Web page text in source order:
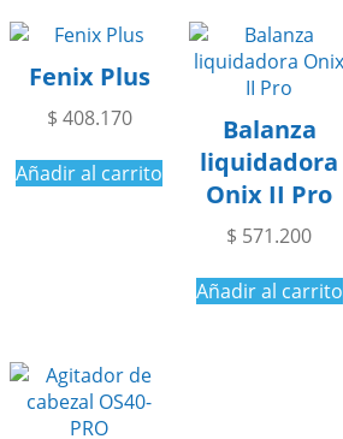
Fenix Plus
$ 408.170
Añadir al carrito
Balanza
liquidadora
Onix II Pro
$ 571.200
Añadir al carrito